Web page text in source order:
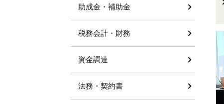
助成金・補助金
税務会計・財務
資金調達
法務・契約書